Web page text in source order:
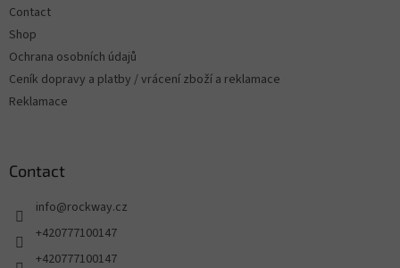
Contact
Shop
Ochrana osobních údajů
Ceník dopravy a platby / vrácení zboží a reklamace
Reklamace
Contact
info@rockway.cz
+420777100147
+420777100147